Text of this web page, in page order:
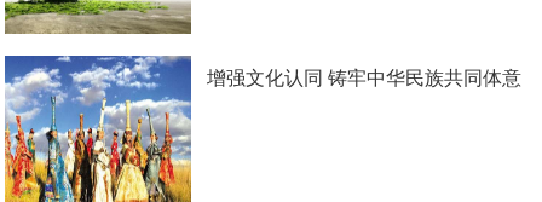
增强文化认同 铸牢中华民族共同体意